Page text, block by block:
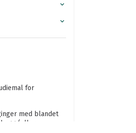
for
med blandet
(eller